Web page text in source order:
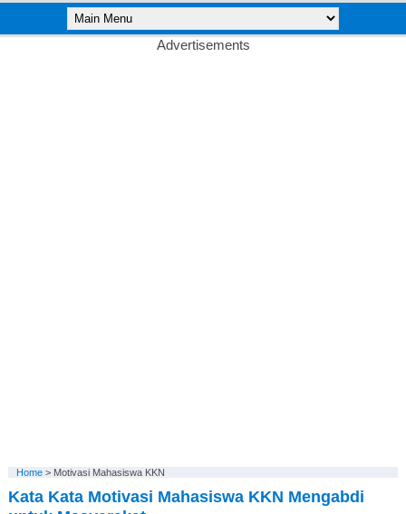
Advertisements
Home> Motivasi Mahasiswa KKN
Kata Kata Motivasi Mahasiswa KKN Mengabdi